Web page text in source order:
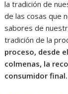
la tradición de
de las cosas que
sabores de
tradición de la
proceso, desde
colmenas, la
consumidor final.